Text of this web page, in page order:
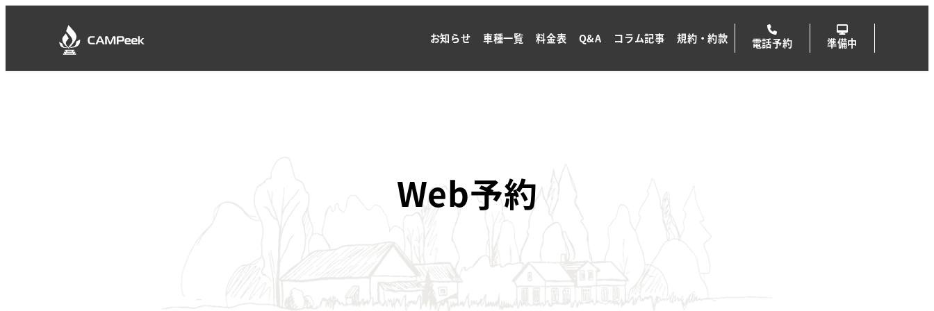
お知らせ 車種一覧 料金表 Q&A コラム記事 規約・約款 電話予約 準備中
Web予約